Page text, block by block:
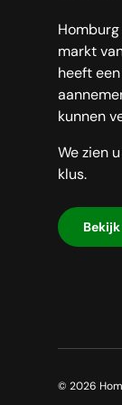
markt
heeft
kunnen
We zien
klus.
© 2026